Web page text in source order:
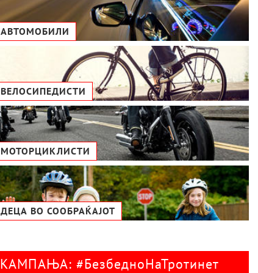
АВТОМОБИЛИ
ВЕЛОСИПЕДИСТИ
МОТОРЦИКЛИСТИ
ДЕЦА ВО СООБРАЌАЈОТ
КАМПАЊА: #БезбедноНаТротинет